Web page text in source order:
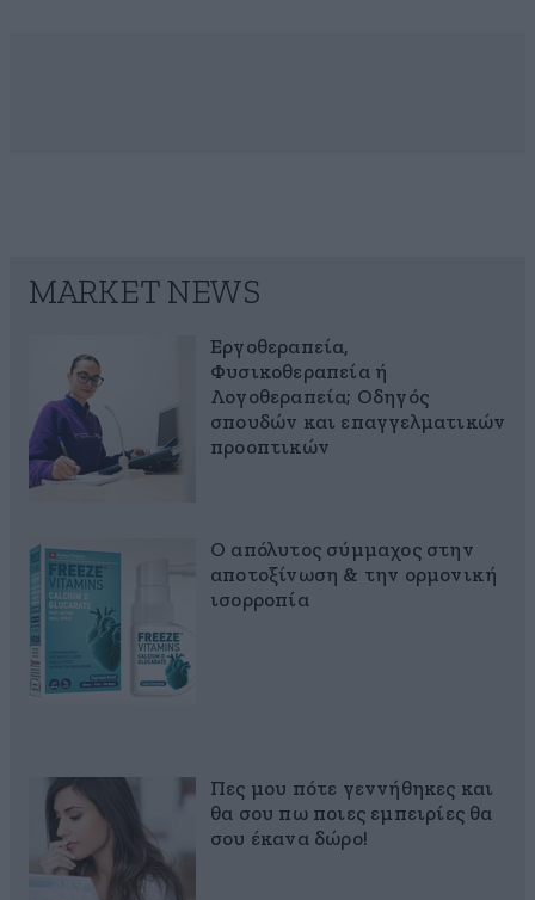
MARKET NEWS
Εργοθεραπεία,
Φυσικοθεραπεία ή
Λογοθεραπεία; Οδηγός
σπουδών και επαγγελματικών
προοπτικών
Ο απόλυτος σύμμαχος στην
αποτοξίνωση & την ορμονική
ισορροπία
Πες μου πότε γεννήθηκες και
θα σου πω ποιες εμπειρίες θα
σου έκανα δώρο!